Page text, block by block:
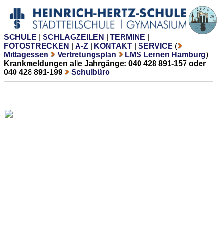
SCHULE SCHLAGZEILEN TERMINE
FOTOSTRECKEN
A-Z KONTAKT SERVICE (
Mittagessen
Vertretungsplan LMS Lernen Hamburg)
Krankmeldungen alle Jahrgänge: 040 428 891-157 oder
040 428 891-199
Schulbüro